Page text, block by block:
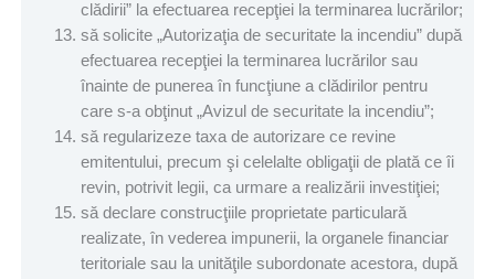
clădirii” la efectuarea recepţiei la terminarea lucrărilor;
să solicite „Autorizaţia de securitate la incendiu” după
efectuarea recepţiei la terminarea lucrărilor sau
înainte de punerea în funcţiune a clădirilor pentru
care s-a obţinut „Avizul de securitate la incendiu”;
să regularizeze taxa de autorizare ce revine
emitentului, precum şi celelalte obligaţii de plată ce îi
revin, potrivit legii, ca urmare a realizării investiţiei;
să declare construcţiile proprietate particulară
realizate, în vederea impunerii, la organele financiar
teritoriale sau la unităţile subordonate acestora, după